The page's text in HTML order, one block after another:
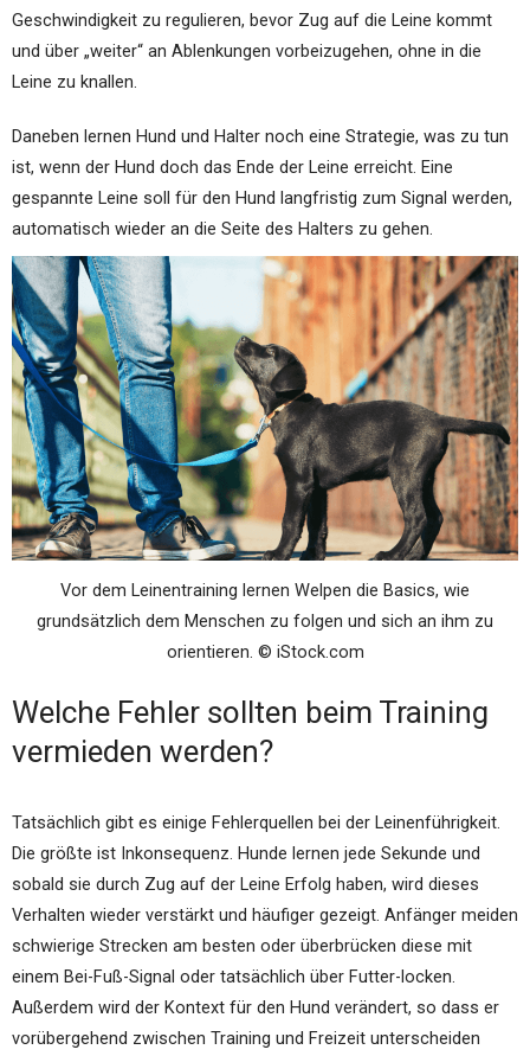
Geschwindigkeit zu regulieren, bevor Zug auf die Leine kommt
und über „weiter“ an Ablenkungen vorbeizugehen, ohne in die
Leine zu knallen.
Daneben lernen Hund und Halter noch eine Strategie, was zu tun
ist, wenn der Hund doch das Ende der Leine erreicht. Eine
gespannte Leine soll für den Hund langfristig zum Signal werden,
automatisch wieder an die Seite des Halters zu gehen.
Vor dem Leinentraining lernen Welpen die Basics, wie
grundsätzlich dem Menschen zu folgen und sich an ihm zu
orientieren. © iStock.com
Welche Fehler sollten beim Training
vermieden werden?
Tatsächlich gibt es einige Fehlerquellen bei der Leinenführigkeit.
Die größte ist Inkonsequenz. Hunde lernen jede Sekunde und
sobald sie durch Zug auf der Leine Erfolg haben, wird dieses
Verhalten wieder verstärkt und häufiger gezeigt. Anfänger meiden
schwierige Strecken am besten oder überbrücken diese mit
einem Bei-Fuß-Signal oder tatsächlich über Futter-locken.
Außerdem wird der Kontext für den Hund verändert, so dass er
vorübergehend zwischen Training und Freizeit unterscheiden